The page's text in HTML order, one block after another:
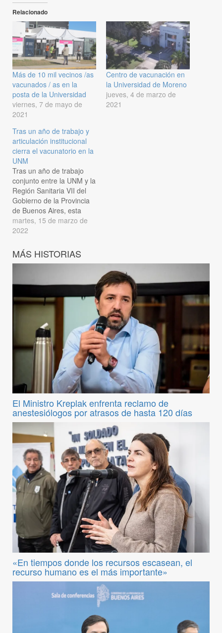
Relacionado
Más de 10 mil vecinos /as
vacunados / as en la
posta de la Universidad
viernes, 7 de mayo de
2021
Centro de vacunación en
la Universidad de Moreno
jueves, 4 de marzo de
2021
Tras un año de trabajo y
articulación institucional
cierra el vacunatorio en la
UNM
Tras un año de trabajo
conjunto entre la UNM y la
Región Sanitaria VII del
Gobierno de la Provincia
de Buenos Aires, esta
semana se acordó el
cierre del vacunatorio que
las instalaciones de la
Universidad. La
martes, 15 de marzo de
2022
MÁS HISTORIAS
El Ministro Kreplak enfrenta reclamo de
anestesiólogos por atrasos de hasta 120 días
«En tiempos donde los recursos escasean, el
recurso humano es el más importante»